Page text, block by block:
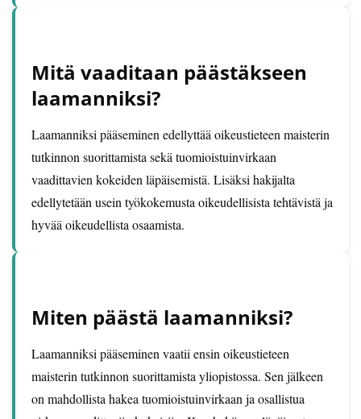
Mitä vaaditaan päästäkseen
laamanniksi?
Laamanniksi pääseminen edellyttää oikeustieteen maisterin
tutkinnon suorittamista sekä tuomioistuinvirkaan
vaadittavien kokeiden läpäisemistä. Lisäksi hakijalta
edellytetään usein työkokemusta oikeudellisista tehtävistä ja
hyvää oikeudellista osaamista.
Miten päästä laamanniksi?
Laamanniksi pääseminen vaatii ensin oikeustieteen
maisterin tutkinnon suorittamista yliopistossa. Sen jälkeen
on mahdollista hakea tuomioistuinvirkaan ja osallistua